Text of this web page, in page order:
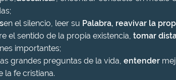
en el silencio, leer su Palabra, reavivar la
el sentido de la propia existencia, tomar
importantes;
grandes preguntas de la vida, entender
la fe cristiana.